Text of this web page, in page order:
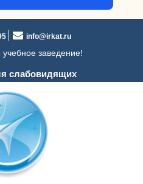
info@irkat.ru
заведение!
слабовидящих